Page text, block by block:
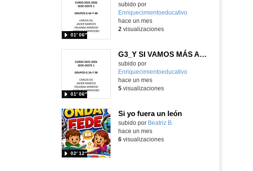
Contenido educativo.
subido por
Enriquecimientoeducativo
01′ 06″
-
hace un mes
2 visualizaciones
G3_Y SI VAMOS MÁS ALLÁ
Contenido educativo.
subido por
Enriquecimientoeducativo
01′ 06″
-
hace un mes
5visualizaciones
Si yo fuera un león
Contenido educativo.
subido por Beatriz B.
02′ 12″
hace un mes
6visualizaciones